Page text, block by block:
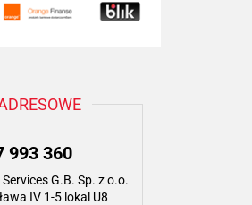
993 360
G.B. Sp. z o.o.
IV 1-5 lokal U8